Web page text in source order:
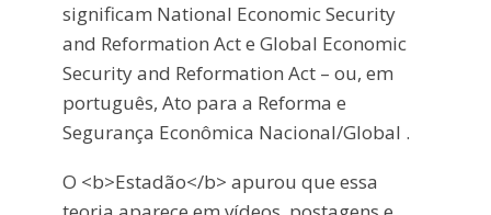
significam National Economic Security
and Reformation Act e Global Economic
Security and Reformation Act – ou, em
português, Ato para a Reforma e
Segurança Econômica Nacional/Global .
O <b>Estadão</b> apurou que essa